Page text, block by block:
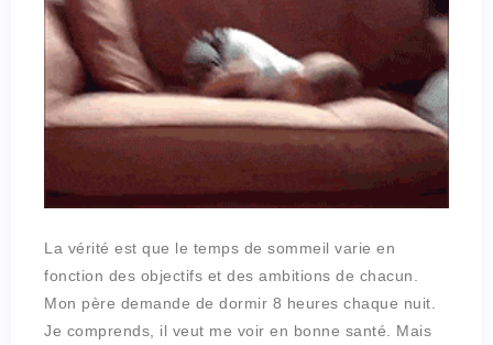
La vérité est que le temps de sommeil varie en
fonction des objectifs et des ambitions de chacun.
Mon père demande de dormir 8 heures chaque nuit.
Je comprends, il veut me voir en bonne santé. Mais